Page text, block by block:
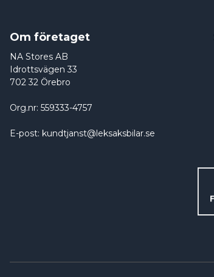
Om företaget
NA Stores AB
Idrottsvägen 33
702 32 Örebro
Org.nr: 559333-4757
E-post: kundtjanst@leksaksbilar.se